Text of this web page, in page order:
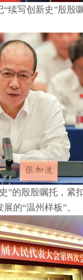
续写创新史”殷殷
”的殷殷嘱托，紧
的“温州样板”。